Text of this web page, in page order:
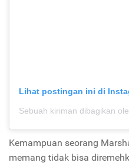
Lihat postingan ini di
Kemampuan seorang
memang tidak bisa